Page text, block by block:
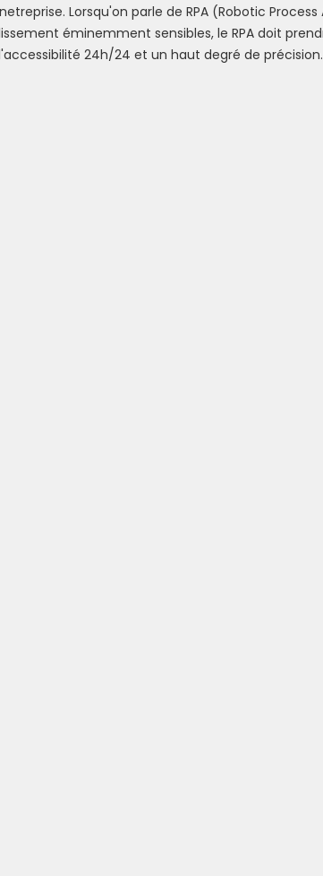
Lorsqu'on parle de RPA (Robotic
éminemment sensibles, le RPA doit
24h/24 et un haut degré de